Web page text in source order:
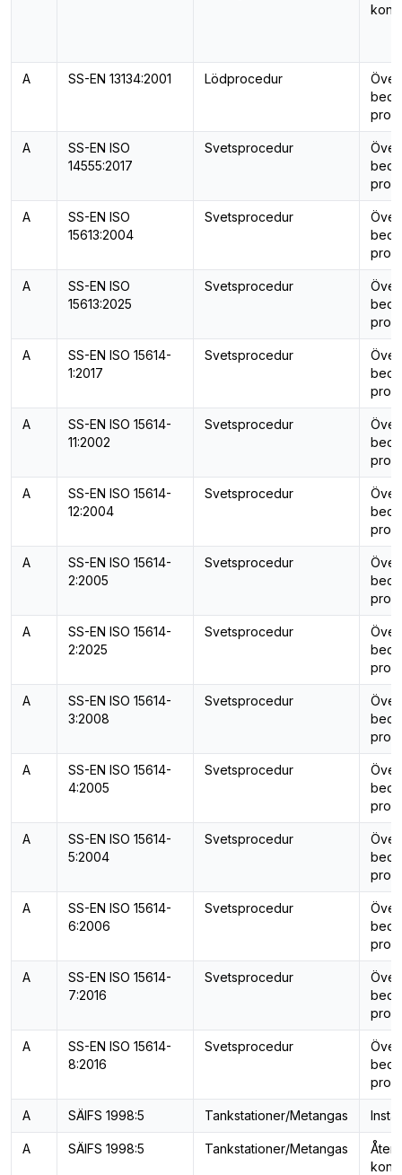
A SS-EN 13134:2001 Lödprocedur
A
SS-EN ISO
14555:2017
Svetsprocedur
A
SS-EN ISO
15613:2004
Svetsprocedur
A
SS-EN ISO
15613:2025
Svetsprocedur
A
SS-EN ISO 15614-
1:2017
Svetsprocedur
A
SS-EN ISO 15614-
11:2002
Svetsprocedur
A
SS-EN ISO 15614-
12:2004
Svetsprocedur
A
SS-EN ISO 15614-
2:2005
Svetsprocedur
A
SS-EN ISO 15614-
2:2025
Svetsprocedur
A
SS-EN ISO 15614-
3:2008
Svetsprocedur
A
SS-EN ISO 15614-
4:2005
Svetsprocedur
A
SS-EN ISO 15614-
5:2004
Svetsprocedur
A
SS-EN ISO 15614-
6:2006
Svetsprocedur
A
SS-EN ISO 15614-
7:2016
Svetsprocedur
A
SS-EN ISO 15614-
8:2016
Svetsprocedur
A SÄIFS 1998:5 Tankstationer/Metangas
A SÄIFS 1998:5 Tankstationer/Metangas